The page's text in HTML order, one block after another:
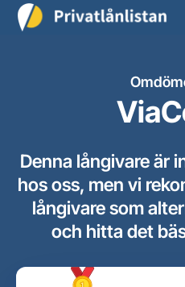
Denna långivare är
hos oss, men vi
långivare som
och hitta det